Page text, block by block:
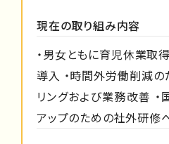
現在の取り組み内容
・男女ともに育児休業取
導入 ・時間外労働削減
リングおよび業務改善
アップのための社外研修